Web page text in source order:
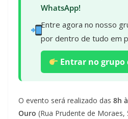
WhatsApp!
Entre agora no nosso
por dentro de tudo em
Entrar no grupo
O evento será realizado das 8h
Ouro (Rua Prudente de